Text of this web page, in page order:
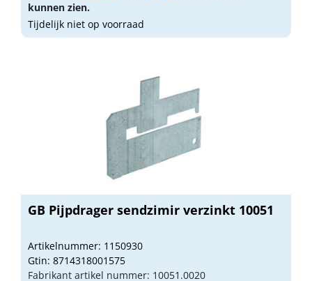
kunnen zien.
Tijdelijk niet op voorraad
GB Pijpdrager sendzimir verzinkt 10051
Artikelnummer: 1150930
Gtin: 8714318001575
Fabrikant artikel nummer: 10051.0020